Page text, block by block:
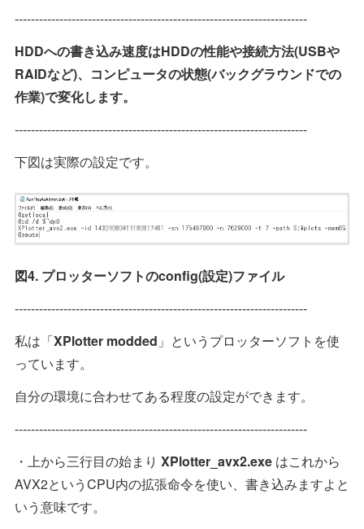
------------------------------------------------------------------------
HDDへの書き込み速度はHDDの性能や接続方法(USBや
RAIDなど)、コンピュータの状態(バックグラウンドでの
作業)で変化します。
------------------------------------------------------------------------
下図は実際の設定です。
図4. プロッターソフトのconfig(設定)ファイル
------------------------------------------------------------------------
私は「XPlotter modded 」というプロッターソフトを使
っています。
自分の環境に合わせてある程度の設定ができます。
------------------------------------------------------------------------
・上から三行目の始まり XPlotter_avx2.exe はこれから
AVX2というCPU内の拡張命令を使い、書き込みますよと
いう意味です。